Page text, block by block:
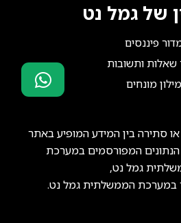
של גמל נט
פיננסים
שאלות ותשובות
מילון מונחים
סתירה בין המידע המופיע באתר
הנתונים המפורסמים במערכת
גמל נט,
במערכת הממשלתית גמל נט.